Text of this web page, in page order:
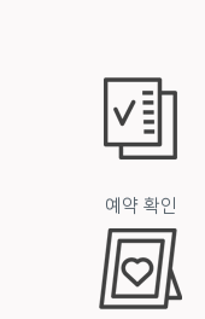
제4조(계약의 구성
① 여행계약은
표(또는 여행 설
② 여행일정표(또
와 관광내용·교
여행실시일정
사항이 포함되어
제5조(특약)
여행업자와 여행
예약 확인